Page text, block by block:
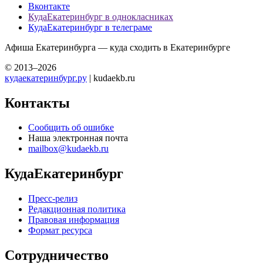
Вконтакте
КудаЕкатеринбург в однокласниках
КудаЕкатеринбург в телеграме
Афиша Екатеринбурга — куда сходить в Екатеринбурге
© 2013–2026
кудаекатеринбург.ру | kudaekb.ru
Контакты
Сообщить об ошибке
Наша электронная почта
mailbox@kudaekb.ru
КудаЕкатеринбург
Пресс-релиз
Редакционная политика
Правовая информация
Формат ресурса
Сотрудничество